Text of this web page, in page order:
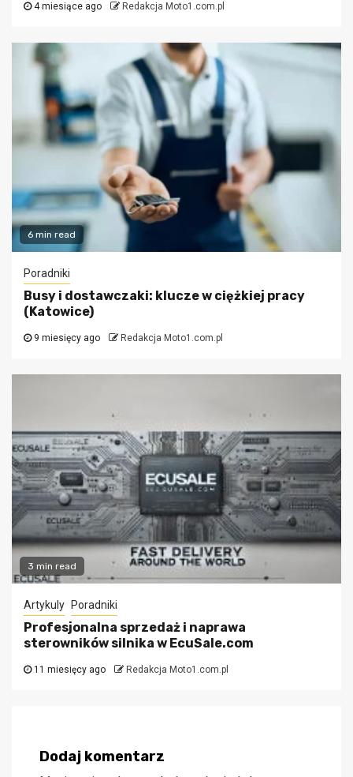
4 miesiące ago Redakcja Moto1.com.pl
6 min read
Poradniki
Busy i dostawczaki: klucze w ciężkiej pracy
(Katowice)
9 miesięcy ago Redakcja Moto1.com.pl
3 min read
Artykuly Poradniki
Profesjonalna sprzedaż i naprawa
sterowników silnika w EcuSale.com
11 miesięcy ago Redakcja Moto1.com.pl
Dodaj komentarz